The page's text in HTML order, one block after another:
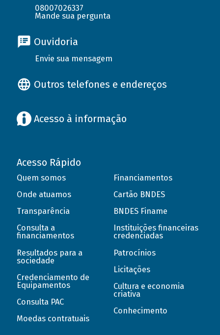
08007026337
Mande sua pergunta
Ouvidoria
Envie sua mensagem
Outros telefones e endereços
Acesso à informação
Acesso Rápido
Quem somos
Onde atuamos
Transparência
Consulta a
financiamentos
Resultados para a
sociedade
Credenciamento de
Equipamentos
Consulta PAC
Moedas contratuais
Financiamentos
Cartão BNDES
BNDES Finame
Instituições financeiras
credenciadas
Patrocínios
Licitações
Cultura e economia
criativa
Conhecimento